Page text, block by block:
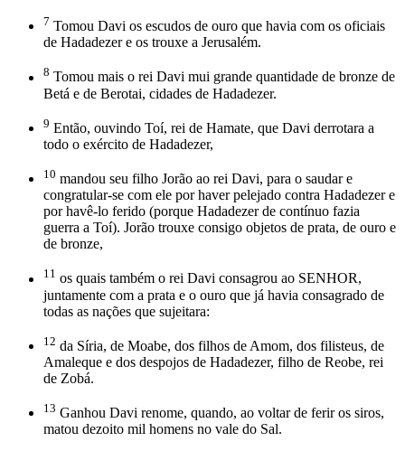
7 Tomou Davi os escudos de ouro que havia com os oficiais
de Hadadezer e os trouxe a Jerusalém.
8 Tomou mais o rei Davi mui grande quantidade de bronze de
Betá e de Berotai, cidades de Hadadezer.
9 Então, ouvindo Toí, rei de Hamate, que Davi derrotara a
todo o exército de Hadadezer,
10 mandou seu filho Jorão ao rei Davi, para o saudar e
congratular-se com ele por haver pelejado contra Hadadezer e
por havê-lo ferido (porque Hadadezer de contínuo fazia
guerra a Toí). Jorão trouxe consigo objetos de prata, de ouro e
de bronze,
11 os quais também o rei Davi consagrou ao SENHOR,
juntamente com a prata e o ouro que já havia consagrado de
todas as nações que sujeitara:
12 da Síria, de Moabe, dos filhos de Amom, dos filisteus, de
Amaleque e dos despojos de Hadadezer, filho de Reobe, rei
de Zobá.
13 Ganhou Davi renome, quando, ao voltar de ferir os siros,
matou dezoito mil homens no vale do Sal.